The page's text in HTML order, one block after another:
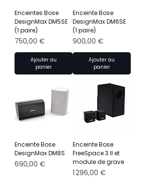
Enceintes Bose
DesignMax DM5SE
(1 paire)
Prix
750,00 €
Ajouter au
panier
Enceinte Bose
DesignMax DM6SE
(1 paire)
Prix
900,00 €
Ajouter au
panier
Enceinte Bose
DesignMax DM8S
Prix
690,00 €
Enceinte Bose
FreeSpace 3 II et
module de grave
Prix
1 296,00 €